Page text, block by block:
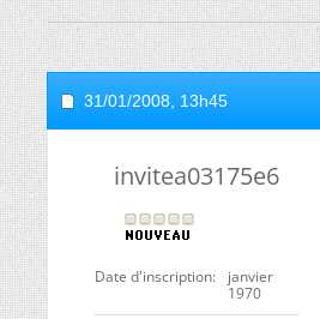
31/01/2008, 13h45
invitea03175e6
Date d'inscription
janvier
1970